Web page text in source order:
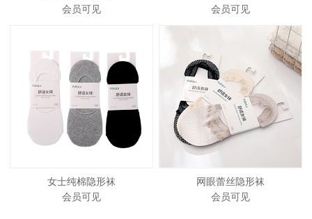
会员可见
会员可见
女士纯棉隐形袜
会员可见
网眼蕾丝隐形袜
会员可见